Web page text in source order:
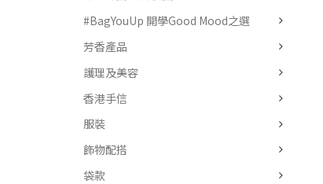
#BagYouUp 開學Good Mood之選
芳香產品
護理及美容
香港手信
服裝
飾物配搭
袋款